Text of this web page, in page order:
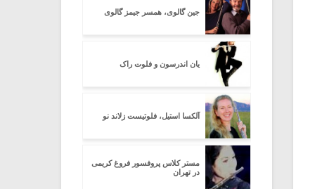
جین گالوی، همسر جیمز گالوی
یان اندرسون و فلوت راک
آلکسا استیل، فلوتیست زلاند نو
مستر کلاس پروفسور فروغ کریمی
در تهران